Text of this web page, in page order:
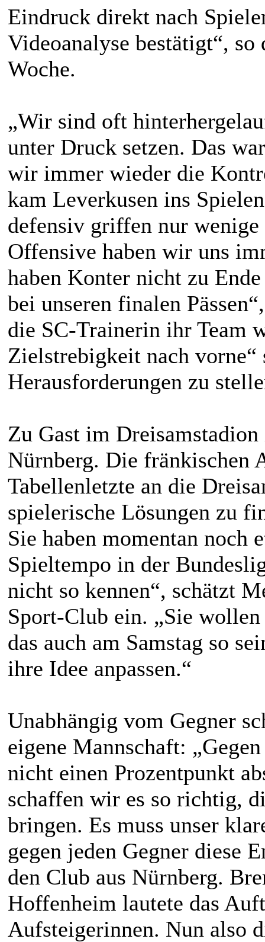
Eindruck direkt nach
Videoanalyse bestätigt“,
Woche.
„Wir sind oft
unter Druck setzen. Das
wir immer wieder die
kam Leverkusen ins
defensiv griffen nur wenige
Offensive haben wir uns
haben Konter nicht zu
bei unseren finalen
die SC-Trainerin ihr Team
Zielstrebigkeit nach vorne“
Herausforderungen zu
Zu Gast im
Nürnberg. Die fränkischen
Tabellenletzte an die
spielerische Lösungen zu
Sie haben momentan noch
Spieltempo in der
nicht so kennen“, schätzt
Sport-Club ein. „Sie
das auch am Samstag so
ihre Idee anpassen.“
Unabhängig vom Gegner
eigene Mannschaft:
nicht einen Prozentpunkt
schaffen wir es so richtig,
bringen. Es muss unser
gegen jeden Gegner diese
den Club aus Nürnberg.
Hoffenheim lautete das
Aufsteigerinnen. Nun also